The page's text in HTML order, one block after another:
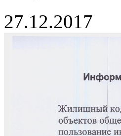
27.12.2017